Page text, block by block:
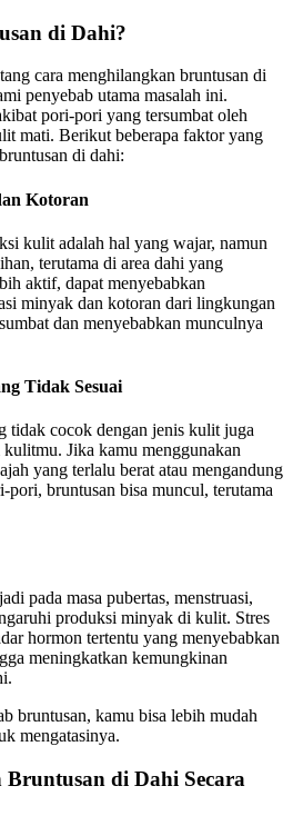
di Dahi?
cara menghilangkan bruntusan di
penyebab utama masalah ini.
pori-pori yang tersumbat oleh
mati. Berikut beberapa faktor yang
di dahi:
Kotoran
kulit adalah hal yang wajar, namun
terutama di area dahi yang
aktif, dapat menyebabkan
minyak dan kotoran dari lingkungan
dan menyebabkan munculnya
Tidak Sesuai
tidak cocok dengan jenis kulit juga
Jika kamu menggunakan
yang terlalu berat atau mengandung
pori, bruntusan bisa muncul, terutama
pada masa pubertas, menstruasi,
produksi minyak di kulit. Stres
hormon tertentu yang menyebabkan
meningkatkan kemungkinan
bruntusan, kamu bisa lebih mudah
mengatasinya.
di Dahi Secara